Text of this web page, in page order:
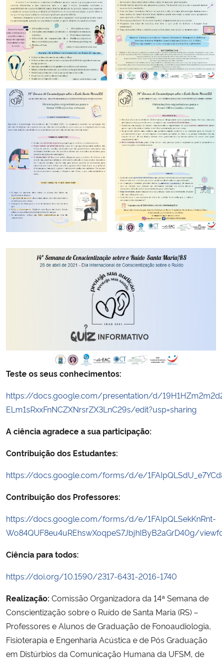
Teste os seus conhecimentos:
https://docs.google.com/presentation/d/
ELm1sRxxFnNCZXNrsrZX3LnC29s/edit?usp=sharing
A ciência agradece a sua participação:
Contribuição dos Estudantes:
https://docs.google.com/forms/d/e/
Contribuição dos Professores:
https://docs.google.com/forms/d/e/1FAIpQLSekKnRnt-
Wo84QUF8eu4uREhswXoqpeS7JbjhIByB2aGrD40g/
Ciência para todos:
https://doi.org/10.1590/2317-6431-2016-1740
Realização: Comissão Organizadora da 14ª Semana de
Conscientização sobre o Ruído de Santa Maria (RS) –
Professores e Alunos de Graduação de Fonoaudiologia,
Fisioterapia e Engenharia Acústica e de Pós Graduação
em Distúrbios da Comunicação Humana da UFSM, de